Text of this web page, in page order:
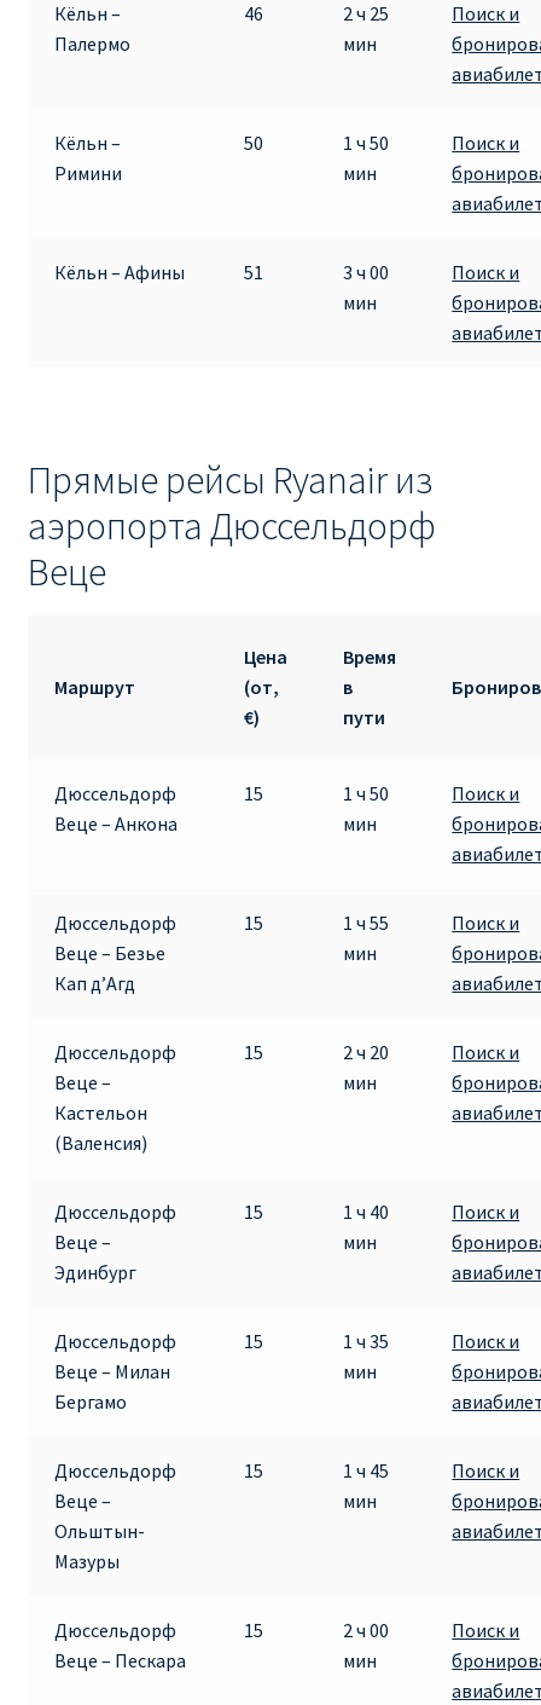
Кёльн –
Палермо
46
2 ч 25
мин
Поиск и
Кёльн –
Римини
50
1 ч 50
мин
Поиск и
Кёльн – Афины 51
3 ч 00
мин
Поиск и
Прямые рейсы Ryanair из
аэропорта Дюссельдорф
Веце
Маршрут
Цена
(от,
€)
Время
в
пути
Дюссельдорф
Веце – Анкона
15
1 ч 50
мин
Поиск и
Дюссельдорф
Веце – Безье
Кап д’Агд
15
1 ч 55
мин
Поиск и
Дюссельдорф
Веце –
Кастельон
(Валенсия)
15
2 ч 20
мин
Поиск и
Дюссельдорф
Веце –
Эдинбург
15
1 ч 40
мин
Поиск и
Дюссельдорф
Веце – Милан
Бергамо
15
1 ч 35
мин
Поиск и
Дюссельдорф
Веце –
Ольштын-
Мазуры
15
1 ч 45
мин
Поиск и
Дюссельдорф
Веце – Пескара
15
2 ч 00
мин
Поиск и